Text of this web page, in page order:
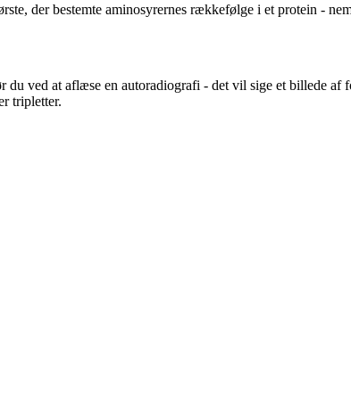
der bestemte aminosyrernes rækkefølge i et protein -
du ved at aflæse en autoradiografi - det vil sige et billede
tripletter.